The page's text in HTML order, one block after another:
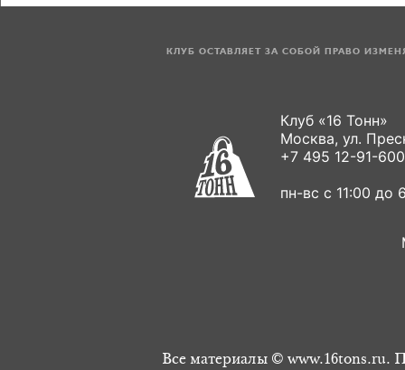
КЛУБ ОСТАВЛЯЕТ ЗА СОБОЙ ПРАВО
Клуб «16 Тонн»
Москва, ул.
+7 495 12-91-
пн-вс с 11:00 до
Все материалы © www.16tons.ru.